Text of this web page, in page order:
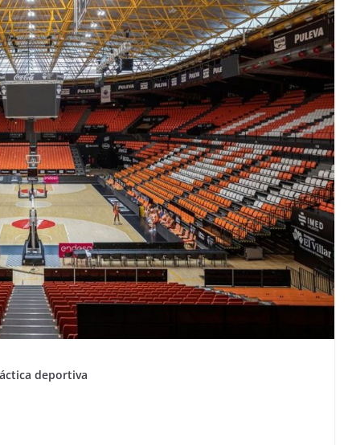
deportiva